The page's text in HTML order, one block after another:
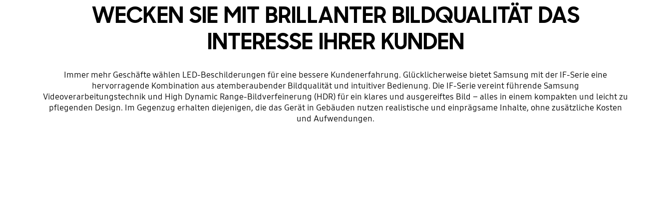
WECKEN SIE MIT BRILLANTER BILDQUALITÄT DAS
INTERESSE IHRER KUNDEN
Immer mehr Geschäfte wählen LED-Beschilderungen für eine bessere Kundenerfahrung. Glücklicherweise bietet Samsung mit der IF-Serie eine
hervorragende Kombination aus atemberaubender Bildqualität und intuitiver Bedienung. Die IF-Serie vereint führende Samsung
Videoverarbeitungstechnik und High Dynamic Range-Bildverfeinerung (HDR) für ein klares und ausgereiftes Bild – alles in einem kompakten und leicht zu
pflegenden Design. Im Gegenzug erhalten diejenigen, die das Gerät in Gebäuden nutzen realistische und einprägsame Inhalte, ohne zusätzliche Kosten
und Aufwendungen.